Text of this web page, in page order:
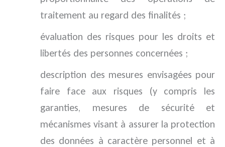
traitement au regard des finalités ;
évaluation des risques pour les droits et
libertés des personnes concernées ;
description des mesures envisagées pour
faire face aux risques (y compris les
garanties, mesures de sécurité et
mécanismes visant à assurer la protection
des données à caractère personnel et à